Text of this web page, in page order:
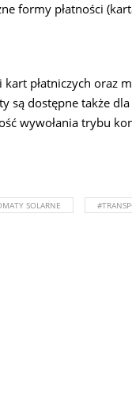
formy płatności
płatniczych oraz
są dostępne także
wywołania trybu
SOLARNE